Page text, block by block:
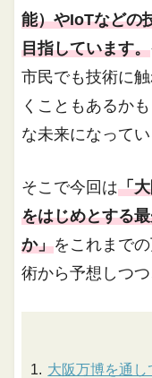
能）やIoTなどの
目指しています。
市民でも技術に触
くこともあるか
な未来になって
そこで今回は「
をはじめとする
か」をこれまで
術から予想しつ
大阪万博を通